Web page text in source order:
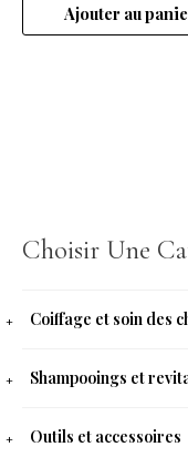
Choisir Une
Coiffage et soin des
Shampooings et
Outils et accessoires
Ajouter au